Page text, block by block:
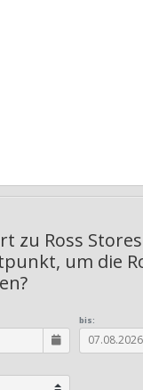
zu Ross
um die
bis: